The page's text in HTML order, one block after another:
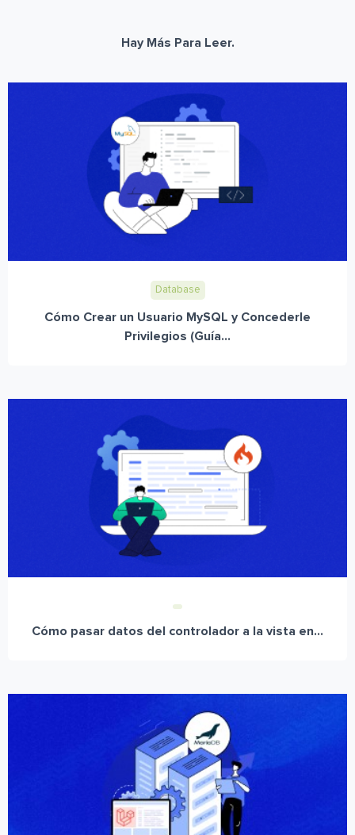
Hay Más Para Leer.
Database
Cómo Crear un Usuario MySQL y Concederle
Privilegios (Guía...
Cómo pasar datos del controlador a la vista en...